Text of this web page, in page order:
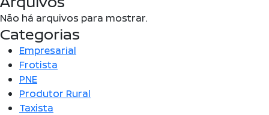
Não há arquivos para mostrar.
Categorias
Empresarial
Frotista
PNE
Produtor Rural
Taxista